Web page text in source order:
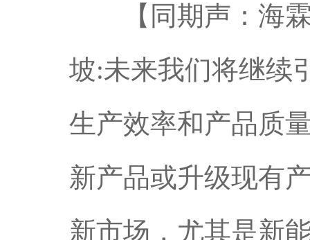
【同期声：海霖
坡:未来我们将继续
生产效率和产品质
新产品或升级现有
新市场，尤其是新